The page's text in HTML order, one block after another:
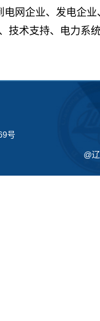
电网企业、发电企
技术支持、电力系
号
@